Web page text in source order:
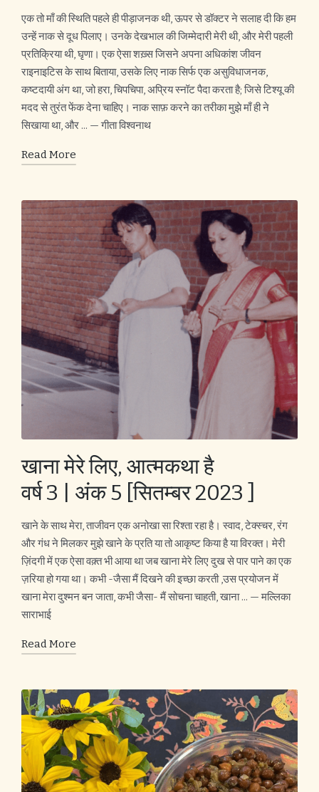
एक तो माँ की स्थिति पहले ही पीड़ाजनक थी, ऊपर से डॉक्टर ने सलाह दी कि हम
उन्हें नाक से दूध पिलाए। उनके देखभाल की जिम्मेदारी मेरी थी, और मेरी पहली
प्रतिक्रिया थी, घृणा। एक ऐसा शख़्स जिसने अपना अधिकांश जीवन
राइनाइटिस के साथ बिताया, उसके लिए नाक सिर्फ एक असुविधाजनक,
कष्टदायी अंग था, जो हरा, चिपचिपा, अप्रिय स्नॉट पैदा करता है; जिसे टिश्यू की
मदद से तुरंत फेंक देना चाहिए। नाक साफ़ करने का तरीका मुझे माँ ही ने
सिखाया था, और ... — गीता विश्वनाथ
Read More
खाना मेरे लिए, आत्मकथा है
वर्ष 3 | अंक 5 [सितम्बर 2023 ]
खाने के साथ मेरा, ताजीवन एक अनोखा सा रिश्ता रहा है। स्वाद, टेक्स्चर, रंग
और गंध ने मिलकर मुझे खाने के प्रति या तो आकृष्ट किया है या विरक्त। मेरी
ज़िंदगी में एक ऐसा वक़्त भी आया था जब खाना मेरे लिए दुख से पार पाने का एक
ज़रिया हो गया था। कभी -जैसा मैं दिखने की इच्छा करती ,उस प्रयोजन में
खाना मेरा दुश्मन बन जाता, कभी जैसा- मैं सोचना चाहती, खाना ... — मल्लिका
साराभाई
Read More